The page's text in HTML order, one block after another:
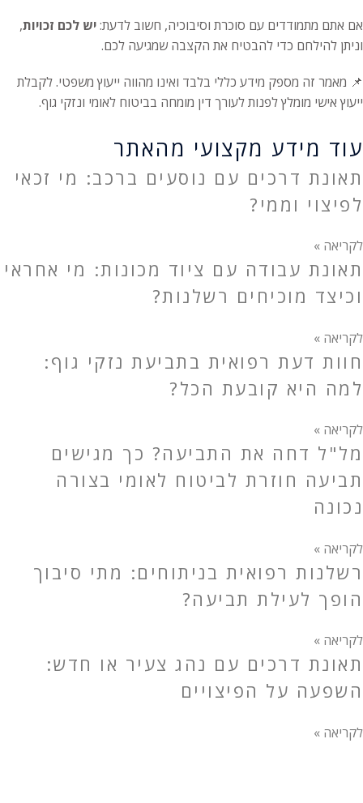
אם אתם מתמודדים עם סוכרת וסיבוכיה, חשוב לדעת:יש לכם זכויות,
וניתן להילחם כדי להבטיח את הקצבה שמגיעה לכם.
📌 מאמר זה מספק מידע כללי בלבד ואינו מהווה ייעוץ משפטי. לקבלת
ייעוץ אישי מומלץ לפנות לעורך דין מומחה בביטוח לאומי ונזקי גוף.
עוד מידע מקצועי מהאתר
תאונת דרכים עם נוסעים ברכב: מי זכאי
לפיצוי וממי?
לקריאה »
תאונת עבודה עם ציוד מכונות: מי אחראי
וכיצד מוכיחים רשלנות?
לקריאה »
חוות דעת רפואית בתביעת נזקי גוף:
למה היא קובעת הכל?
לקריאה »
מל"ל דחה את התביעה? כך מגישים
תביעה חוזרת לביטוח לאומי בצורה
נכונה
לקריאה »
רשלנות רפואית בניתוחים: מתי סיבוך
הופך לעילת תביעה?
לקריאה »
תאונת דרכים עם נהג צעיר או חדש:
השפעה על הפיצויים
לקריאה »